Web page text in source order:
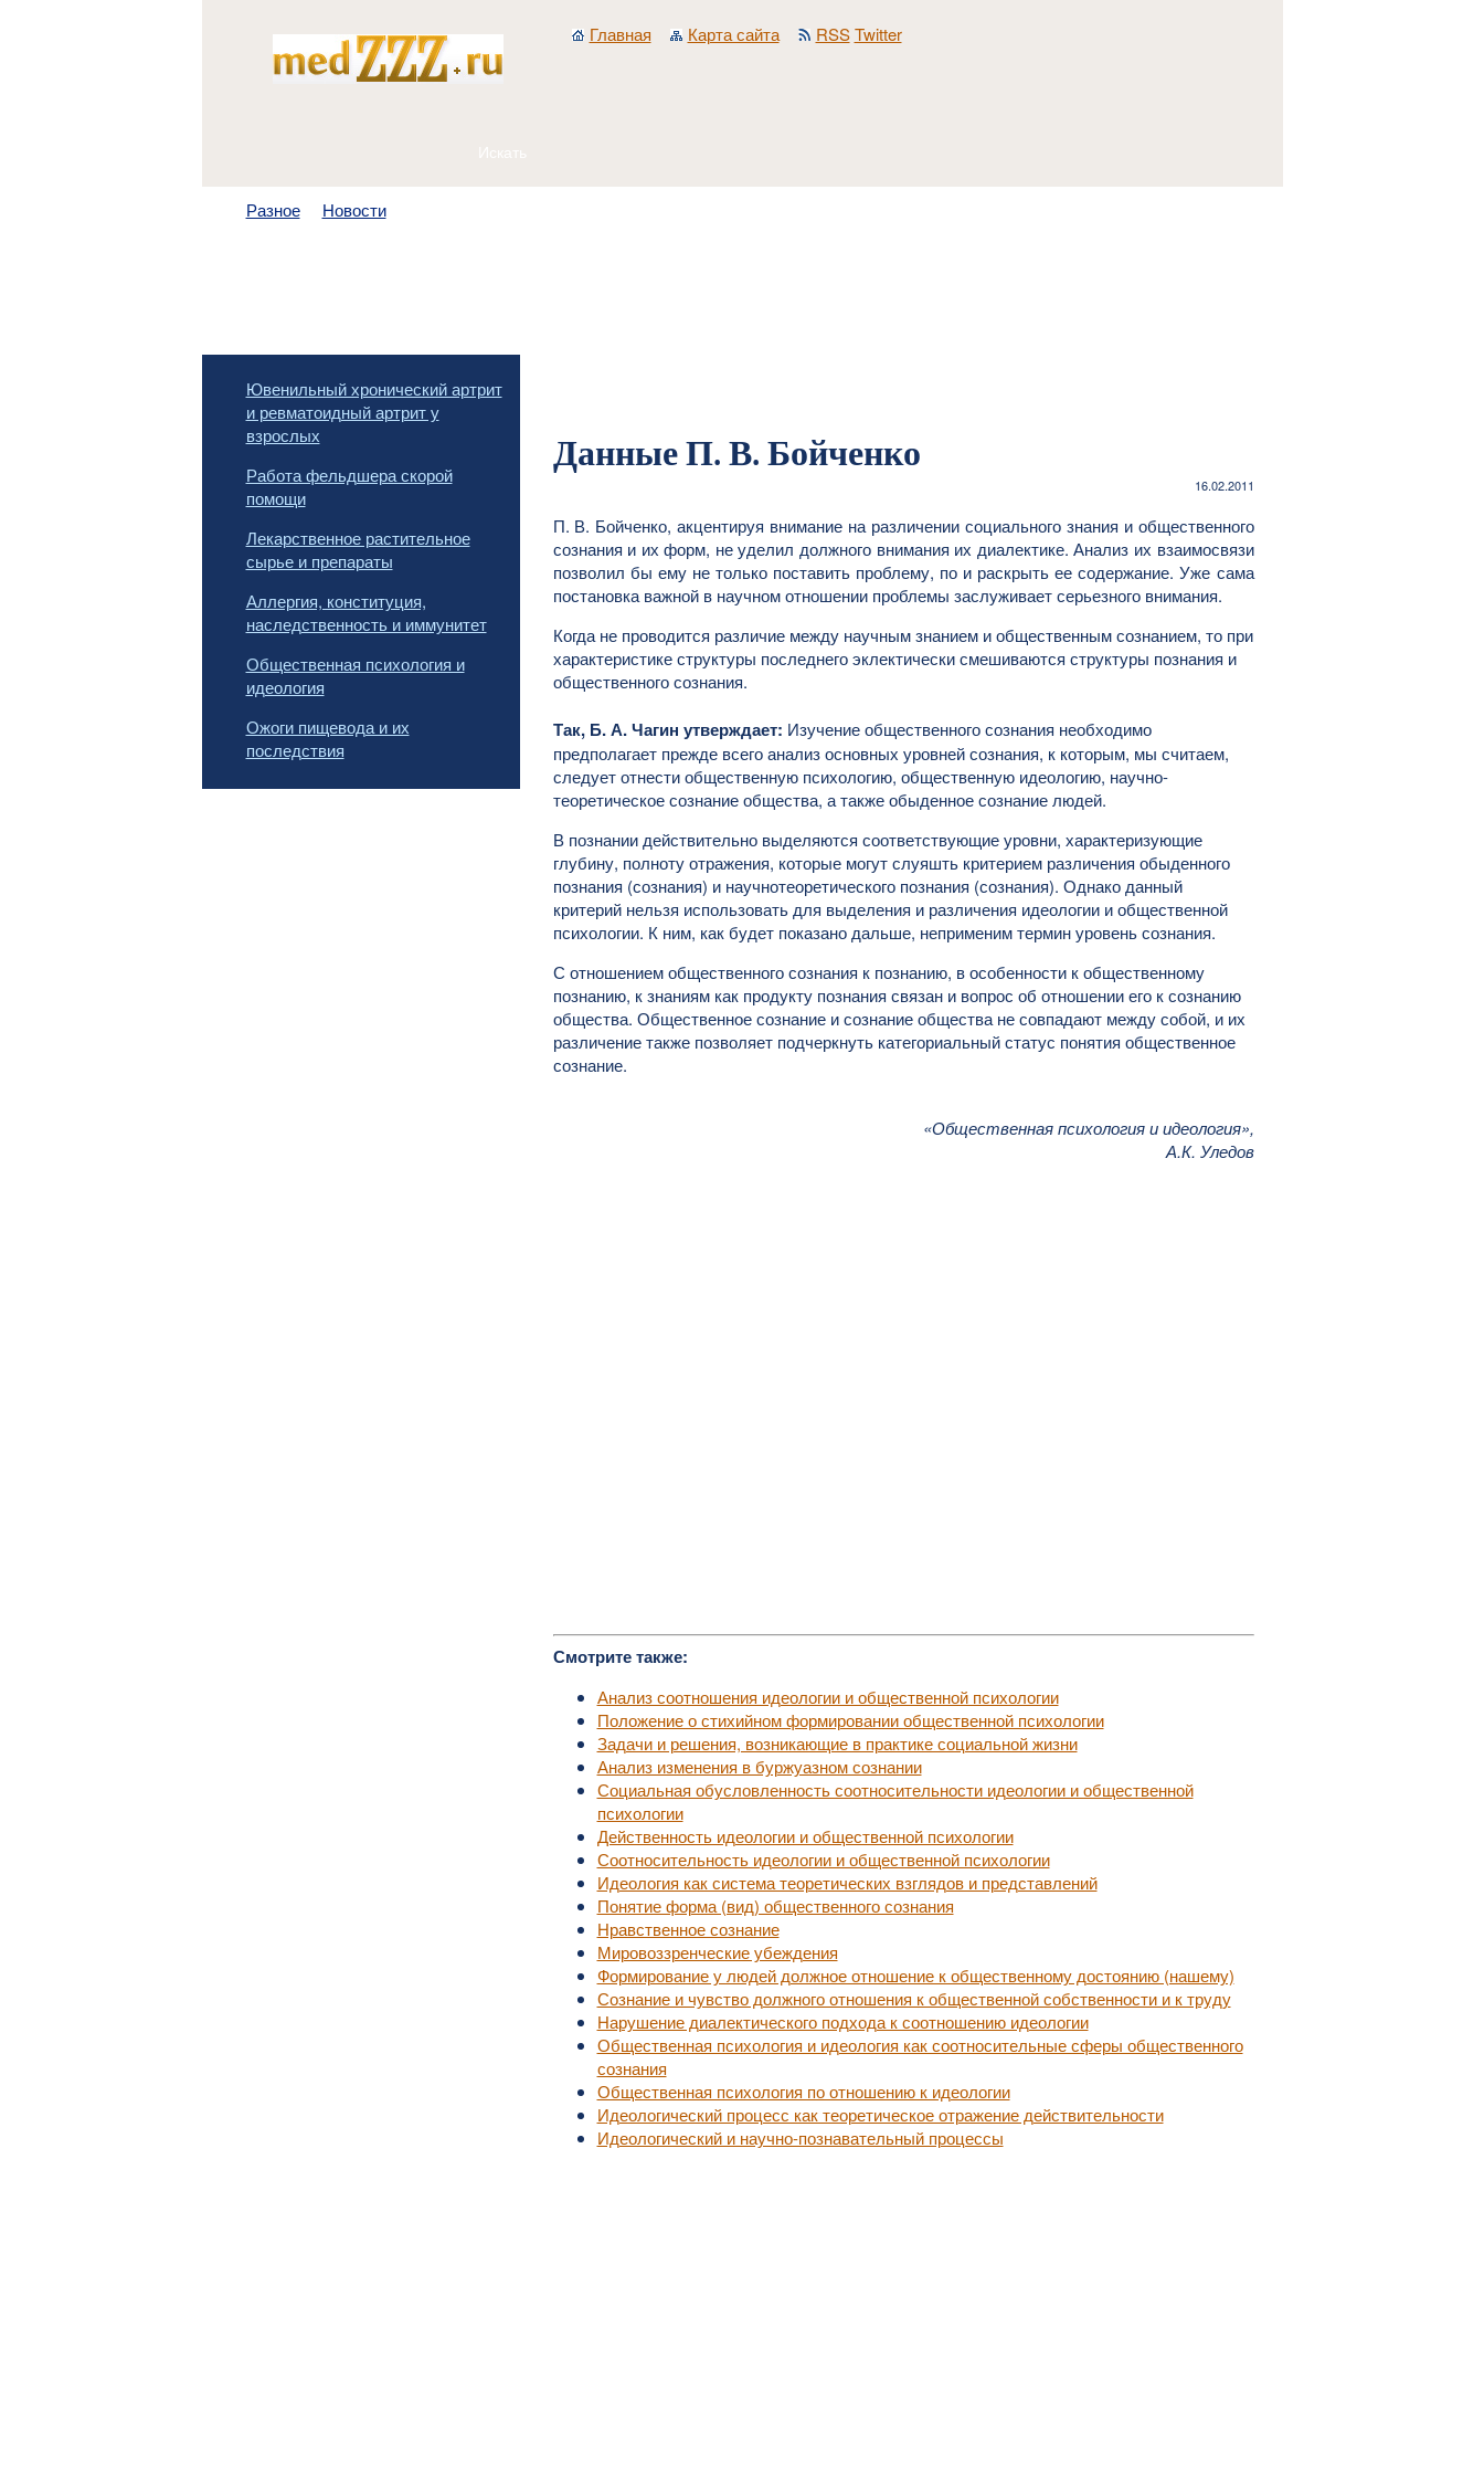
Главная Карта сайта RSS Twitter
Разное Новости
Ювенильный хронический артрит
и ревматоидный артрит у
взрослых
Работа фельдшера скорой
помощи
Лекарственное растительное
сырье и препараты
Аллергия, конституция,
наследственность и иммунитет
Общественная психология и
идеология
Ожоги пищевода и их
последствия
Данные П. В. Бойченко
16.02.2011
П. В. Бойченко, акцентируя внимание на различении социального знания и общественного
сознания и их форм, не уделил должного внимания их диалектике. Анализ их взаимосвязи
позволил бы ему не только поставить проблему, по и раскрыть ее содержание. Уже сама
постановка важной в научном отношении проблемы заслуживает серьезного внимания.
Когда не проводится различие между научным знанием и общественным сознанием, то при
характеристике структуры последнего эклектически смешиваются структуры познания и
общественного сознания.
Так, Б. А. Чагин утверждает: Изучение общественного сознания необходимо
предполагает прежде всего анализ основных уровней сознания, к которым, мы считаем,
следует отнести общественную психологию, общественную идеологию, научно-
теоретическое сознание общества, а также обыденное сознание людей.
В познании действительно выделяются соответствующие уровни, характеризующие
глубину, полноту отражения, которые могут слуяшть критерием различения обыденного
познания (сознания) и научнотеоретического познания (сознания). Однако данный
критерий нельзя использовать для выделения и различения идеологии и общественной
психологии. К ним, как будет показано дальше, неприменим термин уровень сознания.
С отношением общественного сознания к познанию, в особенности к общественному
познанию, к знаниям как продукту познания связан и вопрос об отношении его к сознанию
общества. Общественное сознание и сознание общества не совпадают между собой, и их
различение также позволяет подчеркнуть категориальный статус понятия общественное
сознание.
«Общественная психология и идеология»,
А.К. Уледов
Смотрите также:
Анализ соотношения идеологии и общественной психологии
Положение о стихийном формировании общественной психологии
Задачи и решения, возникающие в практике социальной жизни
Анализ изменения в буржуазном сознании
Социальная обусловленность соотносительности идеологии и общественной
психологии
Действенность идеологии и общественной психологии
Соотносительность идеологии и общественной психологии
Идеология как система теоретических взглядов и представлений
Понятие форма (вид) общественного сознания
Нравственное сознание
Мировоззренческие убеждения
Формирование у людей должное отношение к общественному достоянию (нашему)
Сознание и чувство должного отношения к общественной собственности и к труду
Нарушение диалектического подхода к соотношению идеологии
Общественная психология и идеология как соотносительные сферы общественного
сознания
Общественная психология по отношению к идеологии
Идеологический процесс как теоретическое отражение действительности
Идеологический и научно-познавательный процессы